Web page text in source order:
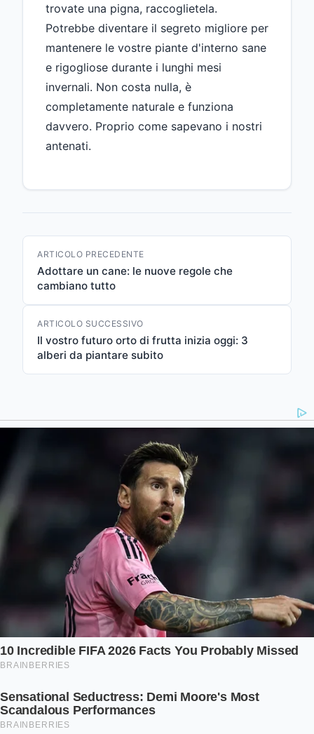
trovate una pigna, raccoglietela.
Potrebbe diventare il segreto migliore per
mantenere le vostre piante d'interno sane
e rigogliose durante i lunghi mesi
invernali. Non costa nulla, è
completamente naturale e funziona
davvero. Proprio come sapevano i nostri
antenati.
ARTICOLO PRECEDENTE
Adottare un cane: le nuove regole che
cambiano tutto
ARTICOLO SUCCESSIVO
Il vostro futuro orto di frutta inizia oggi: 3
alberi da piantare subito